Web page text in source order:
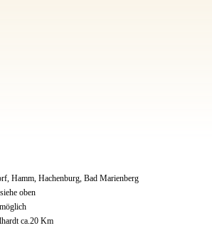
Hamm, Hachenburg, Bad Marienberg
oben
ca.20 Km